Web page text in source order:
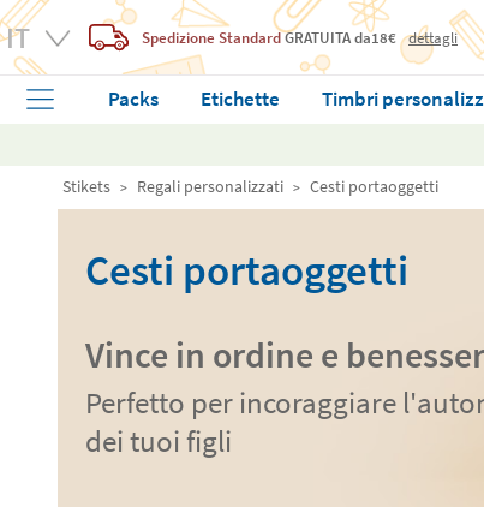
Spedizione StandardGRATUITAda18€ dettagli
Packs Etichette Timbri
Stikets Regali personalizzati Cesti portaoggetti
Cesti portaoggetti
Vince in ordine e
Perfetto per incoraggiare
dei tuoi figli